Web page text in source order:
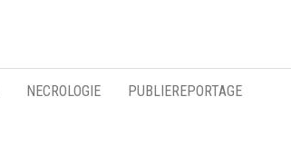
NECROLOGIE PUBLIEREPORTAGE